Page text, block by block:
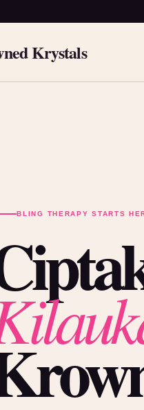
Krystals
BLING THERAPY STARTS